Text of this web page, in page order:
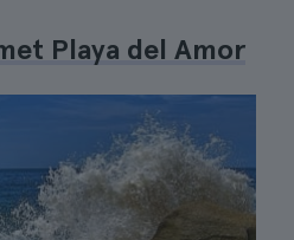
Playa del Amor